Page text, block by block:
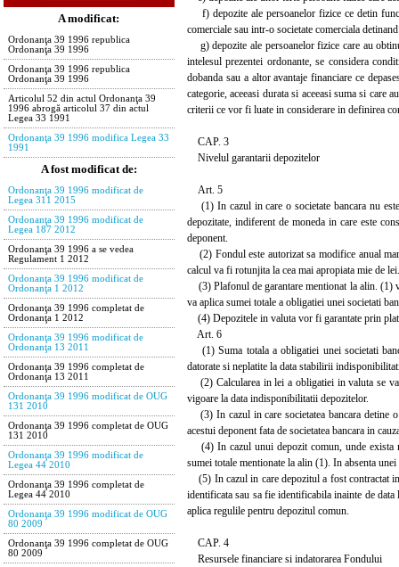
A modificat:
Ordonanţa 39 1996 republica
Ordonanţa 39 1996
Ordonanţa 39 1996 republica
Ordonanţa 39 1996
Articolul 52 din actul Ordonanţa 39
1996 abrogă articolul 37 din actul
Legea 33 1991
Ordonanţa 39 1996 modifica Legea 33
1991
A fost modificat de:
Ordonanţa 39 1996 modificat de
Legea 311 2015
Ordonanţa 39 1996 modificat de
Legea 187 2012
Ordonanţa 39 1996 a se vedea
Regulament 1 2012
Ordonanţa 39 1996 modificat de
Ordonanţa 1 2012
Ordonanţa 39 1996 completat de
Ordonanţa 1 2012
Ordonanţa 39 1996 modificat de
Ordonanţa 13 2011
Ordonanţa 39 1996 completat de
Ordonanţa 13 2011
Ordonanţa 39 1996 modificat de OUG
131 2010
Ordonanţa 39 1996 completat de OUG
131 2010
Ordonanţa 39 1996 modificat de
Legea 44 2010
Ordonanţa 39 1996 completat de
Legea 44 2010
Ordonanţa 39 1996 modificat de OUG
80 2009
Ordonanţa 39 1996 completat de OUG
80 2009
f) depozite ale persoanelor fizice ce detin
comerciale sau intr-o societate comerciala
g) depozite ale persoanelor fizice care au
intelesul prezentei ordonante, se considera
dobanda sau a altor avantaje financiare ce
categorie, aceeasi durata si aceeasi suma si care
criterii ce vor fi luate in considerare in definirea
CAP. 3
Nivelul garantarii depozitelor
Art. 5
(1) In cazul in care o societate bancara nu
depozitate, indiferent de moneda in care este
deponent.
(2) Fondul este autorizat sa modifice anual
calcul va fi rotunjita la cea mai apropiata mie de lei.
(3) Plafonul de garantare mentionat la alin. (1)
va aplica sumei totale a obligatiei unei societati
(4) Depozitele in valuta vor fi garantate prin
Art. 6
(1) Suma totala a obligatiei unei societati
datorate si neplatite la data stabilirii
(2) Calcularea in lei a obligatiei in valuta se va
vigoare la data indisponibilitatii depozitelor.
(3) In cazul in care societatea bancara detine
acestui deponent fata de societatea bancara in
(4) In cazul unui depozit comun, unde exista
sumei totale mentionate la alin (1). In absenta
(5) In cazul in care depozitul a fost contractat in
identificata sau sa fie identificabila inainte de
aplica regulile pentru depozitul comun.
CAP. 4
Resursele financiare si indatorarea Fondului